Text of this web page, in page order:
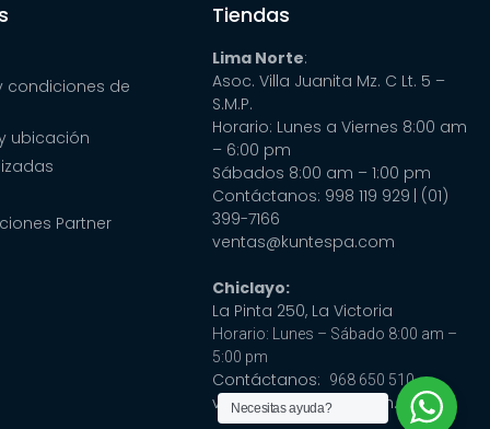
condiciones de
ubicación
Partner
Tiendas
Lima Norte:
Asoc. Villa Juanita Mz. C Lt. 5 –
S.M.P.
Horario: Lunes a Viernes 8:00 am
– 6:00 pm
Sábados 8:00 am – 1:00 pm
Contáctanos: 998 119 929 | (01)
399-7166
ventas@kuntespa.com
Chiclayo:
La Pinta 250, La Victoria
Horario: Lunes – Sábado 8:00 am –
5:00 pm
Contáctanos: 968 650 510
ventas@cubaspa.com.pe
Necesitas ayuda?